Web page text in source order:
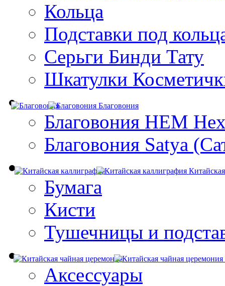
Кольца
Подставки под
Серьги Бинди Тату
Шкатулки
Благовония
Благовония HEM
Благовония Satya
Бумага
Кисти
Тушечницы и
Аксессуары